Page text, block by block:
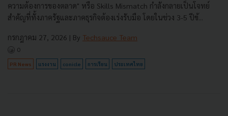
ความต้องการของตลาด" หรือ Skills Mismatch กำลังกลายเป็นโจทย์
สำคัญที่ทั้งภาครัฐและภาคธุรกิจต้องเร่งรับมือ โดยในช่วง 3-5 ปีข้...
กรกฎาคม 27, 2026 | By Techsauce Team
0
PR News แรงงาน conicle การเรียน ประเทศไทย